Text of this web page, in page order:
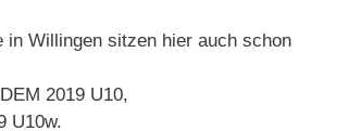
in Willingen sitzen hier auch schon
2019 U10,
U10w.